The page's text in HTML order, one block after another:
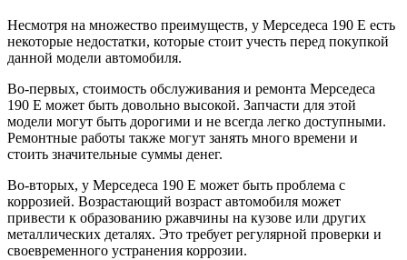
Несмотря на множество преимуществ, у Мерседеса 190 Е есть
некоторые недостатки, которые стоит учесть перед покупкой
данной модели автомобиля.
Во-первых, стоимость обслуживания и ремонта Мерседеса
190 Е может быть довольно высокой. Запчасти для этой
модели могут быть дорогими и не всегда легко доступными.
Ремонтные работы также могут занять много времени и
стоить значительные суммы денег.
Во-вторых, у Мерседеса 190 Е может быть проблема с
коррозией. Возрастающий возраст автомобиля может
привести к образованию ржавчины на кузове или других
металлических деталях. Это требует регулярной проверки и
своевременного устранения коррозии.